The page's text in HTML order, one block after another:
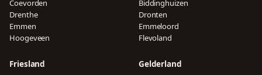
Coevorden
Drenthe
Emmen
Hoogeveen
Biddinghuizen
Dronten
Emmeloord
Flevoland
Friesland
Gelderland